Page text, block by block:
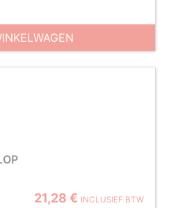
21,28 € INCLUSIEF BTW